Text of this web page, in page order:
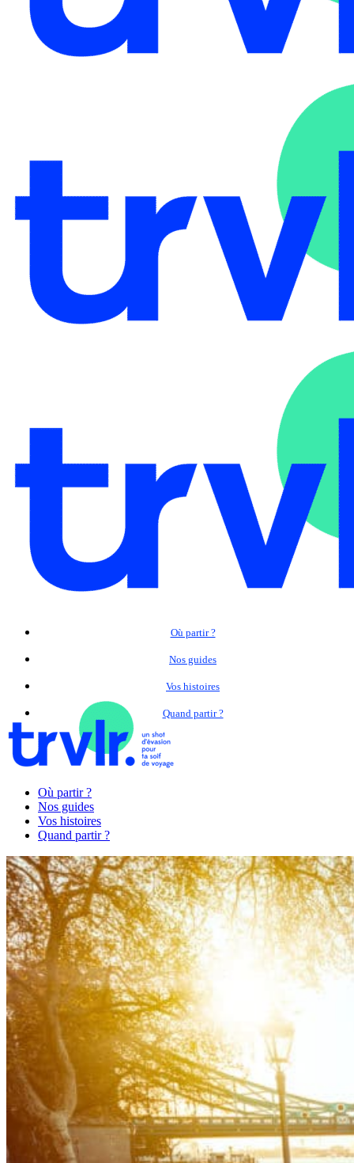
Où partir ?
Nos guides
Vos histoires
Quand partir ?
Où partir ?
Nos guides
Vos histoires
Quand partir ?